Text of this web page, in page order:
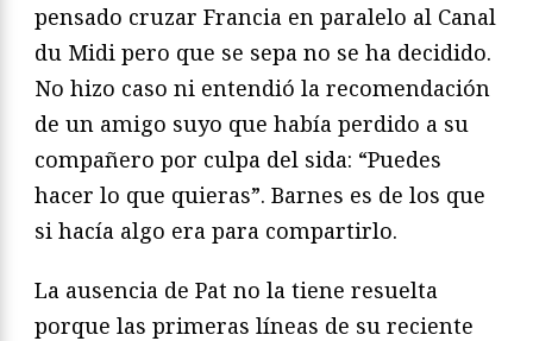
pensado cruzar Francia en paralelo al Canal
du Midi pero que se sepa no se ha decidido.
No hizo caso ni entendió la recomendación
de un amigo suyo que había perdido a su
compañero por culpa del sida: “Puedes
hacer lo que quieras”. Barnes es de los que
si hacía algo era para compartirlo.
La ausencia de Pat no la tiene resuelta
porque las primeras líneas de su reciente